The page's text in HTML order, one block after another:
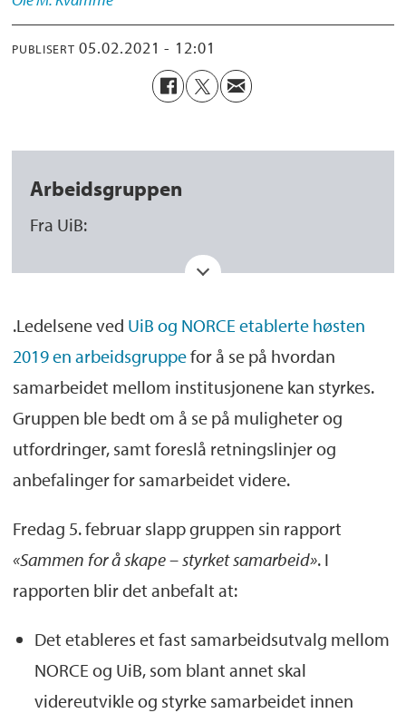
PUBLISERT 05.02.2021 - 12:01
Arbeidsgruppen
Fra UiB:
Benedicte Løseth, direktør, Forsknings- og
Jan Erik Askildsen, dekan, Det
samfunnsvitenskapelige fakultet
Per Bakke, dekan, Det medisinske fakultet
Helge Dahle, dekan, Det matematisk-
naturvitenskapelige fakultet
Fra NORCE:
Steinar Meling, organisasjonsdirektør
samfunnskontakt og kommunikasjon (fra
.Ledelsene ved UiB og NORCE etablerte høsten
2019 en arbeidsgruppefor å se på hvordan
samarbeidet mellom institusjonene kan styrkes.
Gruppen ble bedt om å se på muligheter og
utfordringer, samt foreslå retningslinjer og
anbefalinger for samarbeidet videre.
Fredag 5. februar slapp gruppen sin rapport
«Sammen for å skape – styrket samarbeid». I
rapporten blir det anbefalt at:
Det etableres et fast samarbeidsutvalg mellom
NORCE og UiB, som blant annet skal
videreutvikle og styrke samarbeidet innen